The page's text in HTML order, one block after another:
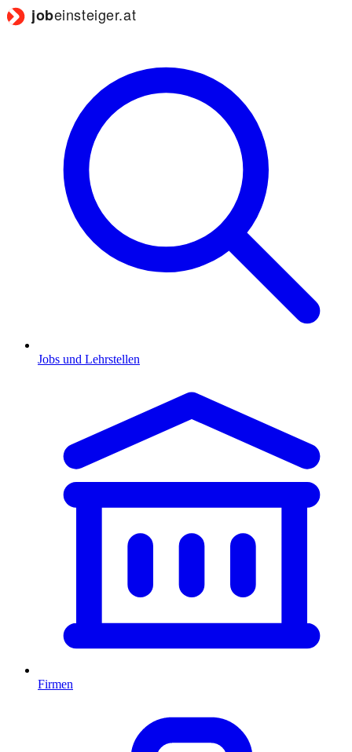
Jobs und Lehrstellen
Firmen